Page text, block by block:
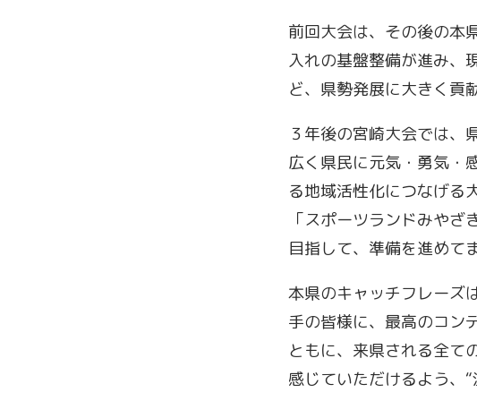
前回大会は、その後の本
入れの基盤整備が進み、
ど、県勢発展に大きく貢
３年後の宮崎大会では、
広く県民に元気・勇気・
る地域活性化につなげる
「スポーツランドみや
目指して、準備を進めて
本県のキャッチフレーズ
手の皆様に、最高のコン
ともに、来県される全て
感じていただけるよう、